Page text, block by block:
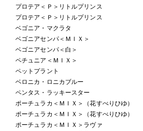
プロテア＜Ｐ＞リトルプリンス
プロテア＜Ｐ＞リトルプリンス
ベゴニア・マクラタ
ベゴニアセンパ＜ＭＩＸ＞
ベゴニアセンパ＜白＞
ペチュニア＜ＭＩＸ＞
ペットプラント
ベロニカ・ロニカブルー
ペンタス・ラッキースター
ポーチュラカ＜ＭＩＸ＞（花すべりひゆ）
ポーチュラカ＜ＭＩＸ＞（花すべりひゆ）
ポーチュラカ＜ＭＩＸ＞ラヴァ